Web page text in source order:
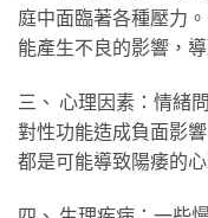
庭中面臨著各種壓力
能產生不良的影響，
三、 心理因素：情緒
對性功能造成負面影
都是可能導致陽痿的心